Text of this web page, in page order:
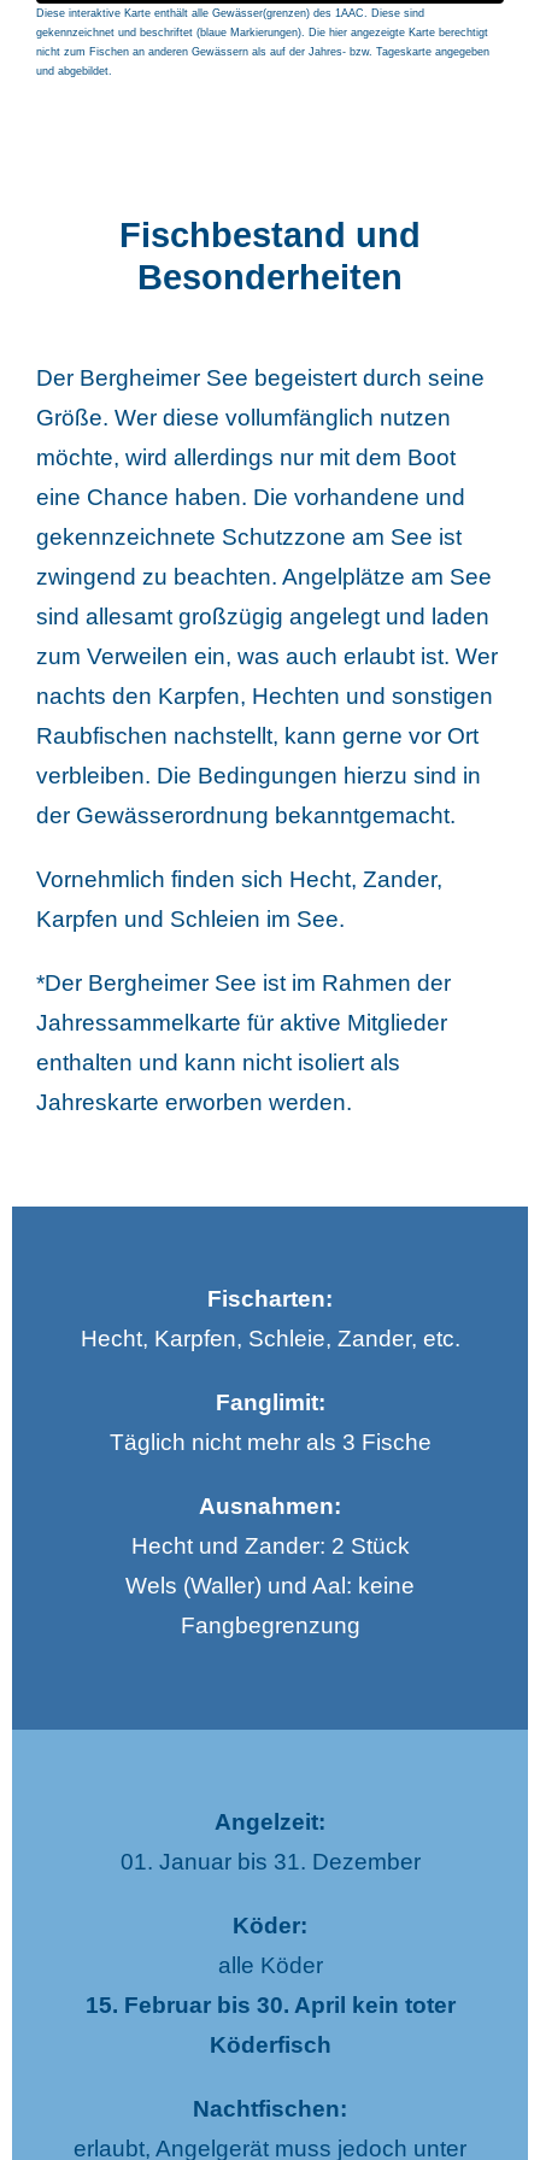
Diese interaktive Karte enthält alle Gewässer(grenzen) des 1AAC. Diese sind
gekennzeichnet und beschriftet (blaue Markierungen). Die hier angezeigte Karte berechtigt
nicht zum Fischen an anderen Gewässern als auf der Jahres- bzw. Tageskarte angegeben
und abgebildet.
Fischbestand und
Besonderheiten
Der Bergheimer See begeistert durch seine
Größe. Wer diese vollumfänglich nutzen
möchte, wird allerdings nur mit dem Boot
eine Chance haben. Die vorhandene und
gekennzeichnete Schutzzone am See ist
zwingend zu beachten. Angelplätze am See
sind allesamt großzügig angelegt und laden
zum Verweilen ein, was auch erlaubt ist. Wer
nachts den Karpfen, Hechten und sonstigen
Raubfischen nachstellt, kann gerne vor Ort
verbleiben. Die Bedingungen hierzu sind in
der Gewässerordnung bekanntgemacht.
Vornehmlich finden sich Hecht, Zander,
Karpfen und Schleien im See.
*Der Bergheimer See ist im Rahmen der
Jahressammelkarte für aktive Mitglieder
enthalten und kann nicht isoliert als
Jahreskarte erworben werden.
Fischarten:
Hecht, Karpfen, Schleie, Zander, etc.
Fanglimit:
Täglich nicht mehr als 3 Fische
Ausnahmen:
Hecht und Zander: 2 Stück
Wels (Waller) und Aal: keine
Fangbegrenzung
Angelzeit:
01. Januar bis 31. Dezember
Köder:
alle Köder
15. Februar bis 30. April kein toter
Köderfisch
Nachtfischen:
erlaubt, Angelgerät muss jedoch unter